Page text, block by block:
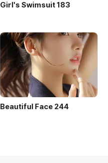
Girl's Swimsuit 183
Beautiful Face 244